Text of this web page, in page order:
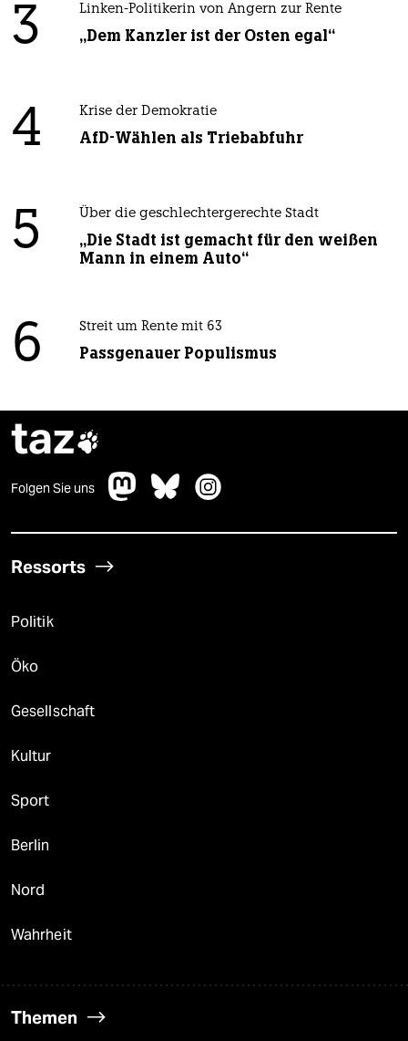
3 Linken-Politikerin von Angern zur Rente
„Dem Kanzler ist der Osten egal“
4 Krise der Demokratie
AfD-Wählen als Triebabfuhr
5 Über die geschlechtergerechte Stadt
„Die Stadt ist gemacht für den weißen
Mann in einem Auto“
6 Streit um Rente mit 63
Passgenauer Populismus
taz
Folgen Sie uns
Ressorts
Politik
Öko
Gesellschaft
Kultur
Sport
Berlin
Nord
Wahrheit
Themen